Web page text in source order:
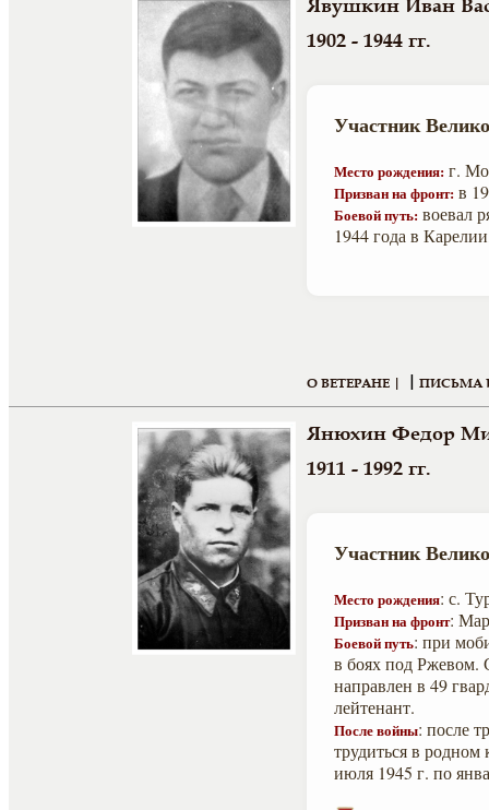
Явушкин Иван
1902 - 1944 гг.
Участник
Место рождения: г.
Призван на фронт: в
Боевой путь: воевал
1944 года в
О ВЕТЕРАНЕ | | ПИСЬМА
Янюхин Федор
1911 - 1992 гг.
Участник
Место рождения: с.
Призван на фронт:
Боевой путь: при
в боях под Ржевом.
направлен в 49
лейтенант.
После войны: после
трудиться в
июля 1945 г. по